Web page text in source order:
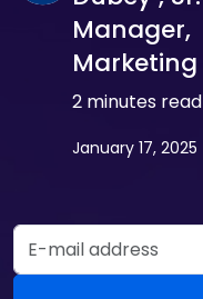
Manager,
Marketing
2 minutes read
January 17, 2025
Email Address